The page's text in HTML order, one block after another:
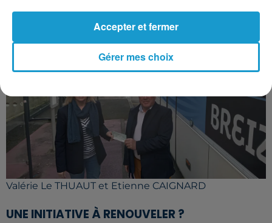
Valérie Le THUAUT et Etienne CAIGNARD
UNE INITIATIVE À RENOUVELER ?
Gérer mes choix
Accepter et fermer